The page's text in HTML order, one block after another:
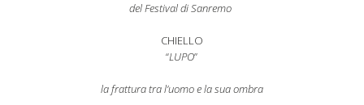
del Festival di Sanremo
CHIELLO
“LUPO”
la frattura tra l’uomo e la sua ombra